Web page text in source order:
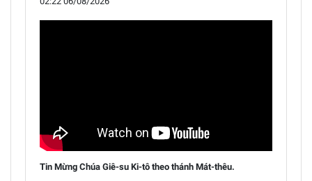
Tin Mừng Chúa Giê-su Ki-tô theo thánh Mát-thêu.